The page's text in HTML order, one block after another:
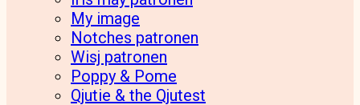
My image
Notches patronen
Wisj patronen
Poppy & Pome
Qjutie & the Qjutest